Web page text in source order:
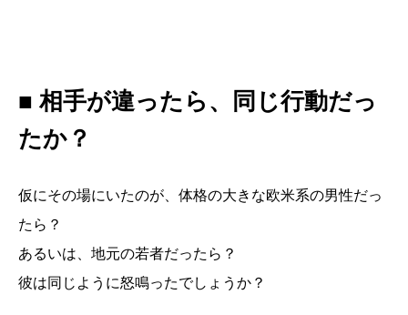
■ 相手が違ったら、同じ行動だっ
たか？
仮にその場にいたのが、体格の大きな欧米系の男性だっ
たら？
あるいは、地元の若者だったら？
彼は同じように怒鳴ったでしょうか？